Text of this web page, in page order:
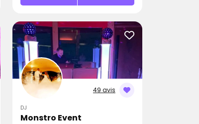
49 avis
DJ
Monstro Event